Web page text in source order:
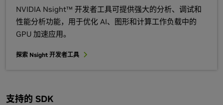
NVIDIA Nsight™ 开发者工具可提供强大的分析、调试和
性能分析功能，用于优化 AI、图形和计算工作负载中的
GPU 加速应用。
探索 Nsight 开发者工具
支持的 SDK